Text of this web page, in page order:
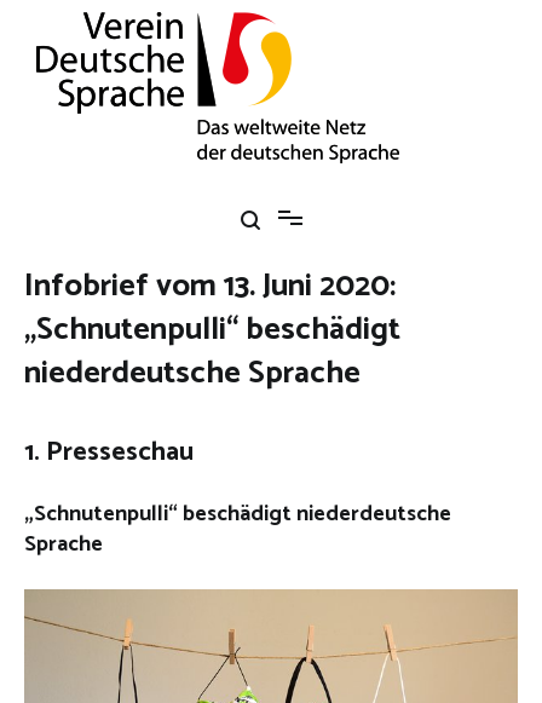
springen
Infobrief vom 13. Juni 2020:
„Schnutenpulli“ beschädigt
niederdeutsche Sprache
1. Presseschau
„Schnutenpulli“ beschädigt niederdeutsche
Sprache